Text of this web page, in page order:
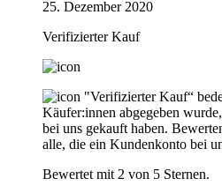
25. Dezember 2020
Verifizierter Kauf
"Verifizierter Kauf“
Käufer:innen abgegeben
bei uns gekauft haben.
alle, die ein Kundenkonto bei
Bewertet mit 2 von 5 Sternen.